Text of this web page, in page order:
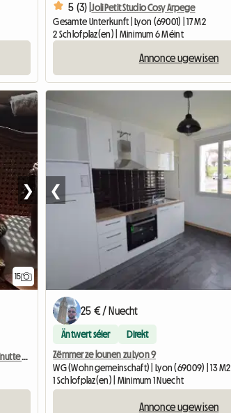
5 (3) |Joli Petit Studio Cosy Arpege
Gesamte Unterkunft | Lyon (69001) | 17 M2
2 Schlofplaz(en) | Minimum 6 Méint
Annonce ugewisen
15
❯ ❮
25 € / Nuecht
Äntwert séier Direkt
Zëmmer ze lounen zu Lyon 9
WG (Wohngemeinschaft) | Lyon (69009) | 13 M2
1 Schlofplaz(en) | Minimum 1 Nuecht
Annonce ugewisen